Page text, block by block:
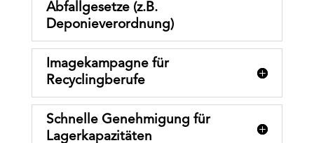
Abfallgesetze (z.B.
Deponieverordnung)
Imagekampagne für
Recyclingberufe
Schnelle Genehmigung für
Lagerkapazitäten